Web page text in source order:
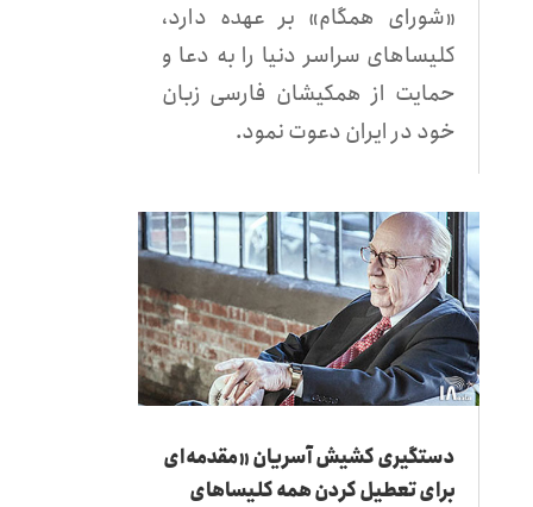
«شورای همگام» بر عهده دارد،
کلیساهای سراسر دنیا را به دعا و
حمایت از همکیشان فارسی زبان
خود در ایران دعوت نمود.
دستگیری کشیش آسریان «مقدمه‌ای
برای تعطیل کردن همه کلیساهای